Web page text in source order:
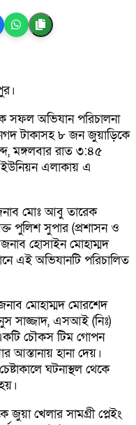
সফল অভিযান পরিচালনা
টাকাসহ ৮ জন জুয়াড়িকে
মঙ্গলবার রাত ৩:৪৫
ইউনিয়ন এলাকায় এ
মোঃ আবু তারেক
পুলিশ সুপার (প্রশাসন ও
জনাব হোসাইন মোহাম্মদ
এই অভিযানটি পরিচালিত
মোহাম্মদ মোরশেদ
সাজ্জাদ, এসআই (নিঃ)
চৌকস টিম গোপন
আস্তানায় হানা দেয়।
ঘটনাস্থল থেকে
খেলার সামগ্রী প্লেইং